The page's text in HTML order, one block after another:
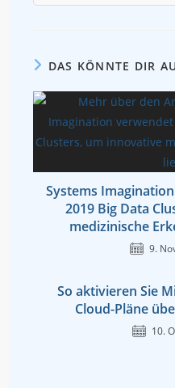
DAS KÖNNTE DIR
Systems
2019 Big Data
medizinische
9.
So aktivieren Sie
Cloud-Pläne
10.